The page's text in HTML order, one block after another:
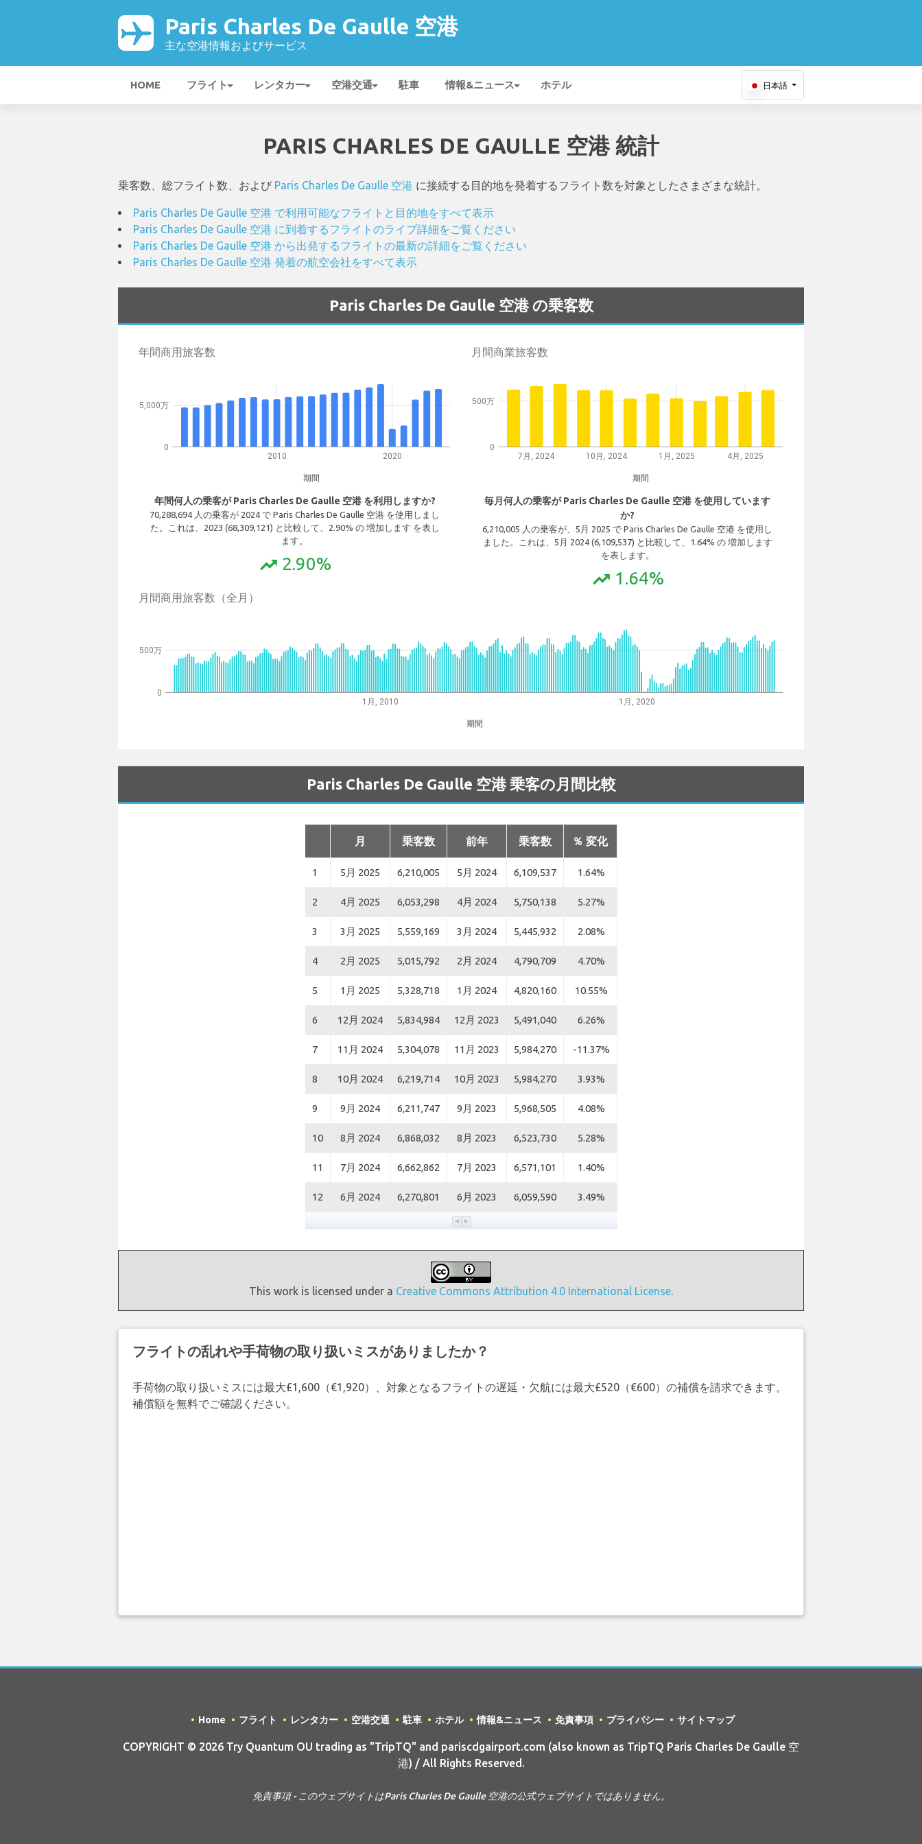
Paris Charles De Gaulle 空港
主な空港情報およびサービス
HOME フライト レンタカー 空港交通 駐車 情報&ニュース ホテル 日本語
PARIS CHARLES DE GAULLE 空港 統計
乗客数、総フライト数、および Paris Charles De Gaulle 空港 に接続する目的地を発着するフライト数を対象としたさまざまな統計。
Paris Charles De Gaulle 空港 で利用可能なフライトと目的地をすべて表示
Paris Charles De Gaulle 空港 に到着するフライトのライブ詳細をご覧ください
Paris Charles De Gaulle 空港 から出発するフライトの最新の詳細をご覧ください
Paris Charles De Gaulle 空港 発着の航空会社をすべて表示
Paris Charles De Gaulle 空港 の乗客数
年間商用旅客数
2010 2020
期間
0
5,000万
年間何人の乗客が Paris Charles De Gaulle 空港 を利用しますか?
70,288,694 人の乗客が 2024 で Paris Charles De Gaulle 空港 を使用しまし
た。これは、2023 (68,309,121) と比較して、2.90% の 増加します を表し
ます。
trending_up 2.90%
月間商業旅客数
7月, 2024 10月, 2024 1月, 2025 4月, 2025
期間
0
500万
毎月何人の乗客が Paris Charles De Gaulle 空港 を使用しています
か?
6,210,005 人の乗客が、5月 2025 で Paris Charles De Gaulle 空港 を使用し
ました。これは、5月 2024 (6,109,537) と比較して、1.64% の 増加します
を表します。
trending_up 1.64%
月間商用旅客数（全月）
1月, 2010 1月, 2020
期間
0
500万
Paris Charles De Gaulle 空港 乗客の月間比較
月 乗客数 前年 乗客数 ％ 変化
1 5月 2025 6,210,005 5月 2024 6,109,537 1.64%
2 4月 2025 6,053,298 4月 2024 5,750,138 5.27%
3 3月 2025 5,559,169 3月 2024 5,445,932 2.08%
4 2月 2025 5,015,792 2月 2024 4,790,709 4.70%
5 1月 2025 5,328,718 1月 2024 4,820,160 10.55%
6 12月 2024 5,834,984 12月 2023 5,491,040 6.26%
7 11月 2024 5,304,078 11月 2023 5,984,270 -11.37%
8 10月 2024 6,219,714 10月 2023 5,984,270 3.93%
9 9月 2024 6,211,747 9月 2023 5,968,505 4.08%
10 8月 2024 6,868,032 8月 2023 6,523,730 5.28%
11 7月 2024 6,662,862 7月 2023 6,571,101 1.40%
12 6月 2024 6,270,801 6月 2023 6,059,590 3.49%
This work is licensed under a Creative Commons Attribution 4.0 International License.
フライトの乱れや手荷物の取り扱いミスがありましたか？
手荷物の取り扱いミスには最大£1,600（€1,920）、対象となるフライトの遅延・欠航には最大£520（€600）の補償を請求できます。
補償額を無料でご確認ください。
Home フライト レンタカー 空港交通 駐車 ホテル 情報&ニュース 免責事項 プライバシー サイトマップ
COPYRIGHT © 2026 Try Quantum OU trading as "TripTQ" and pariscdgairport.com (also known as TripTQ Paris Charles De Gaulle 空
港) / All Rights Reserved.
免責事項 - このウェブサイトはParis Charles De Gaulle 空港の公式ウェブサイトではありません。